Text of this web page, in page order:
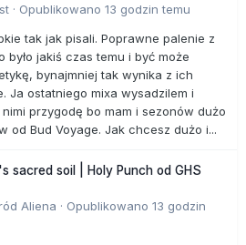
· Opublikowano 13 godzin temu
tak jak pisali. Poprawne palenie z
było jakiś czas temu i być może
bynajmniej tak wynika z ich
Ja ostatniego mixa wysadzilem i
przygodę bo mam i sezonów dużo
od Bud Voyage. Jak chcesz dużo i...
sacred soil | Holy Punch od GHS
Aliena · Opublikowano 13 godzin